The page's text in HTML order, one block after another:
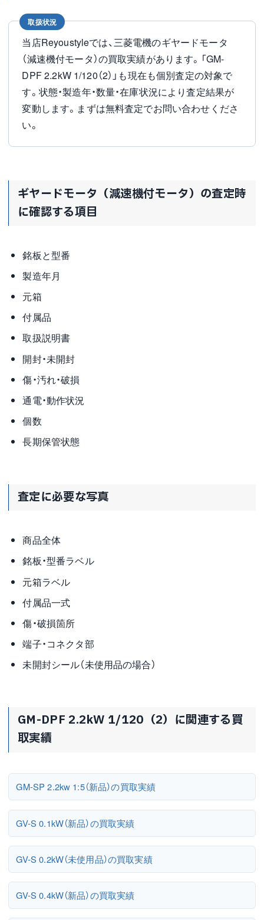
取扱状況
当店Reyoustyleでは、三菱電機のギヤードモータ
（減速機付モータ）の買取実績があります。「GM-
DPF 2.2kW 1/120（2）」も現在も個別査定の対象で
す。状態・製造年・数量・在庫状況により査定結果が
変動します。まずは無料査定でお問い合わせくださ
い。
ギヤードモータ（減速機付モータ）の査定時
に確認する項目
銘板と型番
製造年月
元箱
付属品
取扱説明書
開封・未開封
傷・汚れ・破損
通電・動作状況
個数
長期保管状態
査定に必要な写真
商品全体
銘板・型番ラベル
元箱ラベル
付属品一式
傷・破損箇所
端子・コネクタ部
未開封シール（未使用品の場合）
GM-DPF 2.2kW 1/120（2）に関連する買
取実績
GM-SP 2.2kw 1:5（新品）の買取実績
GV-S 0.1kW（新品）の買取実績
GV-S 0.2kW（未使用品）の買取実績
GV-S 0.4kW（新品）の買取実績